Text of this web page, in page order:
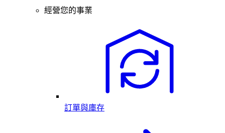
經營您的事業
訂單與庫存